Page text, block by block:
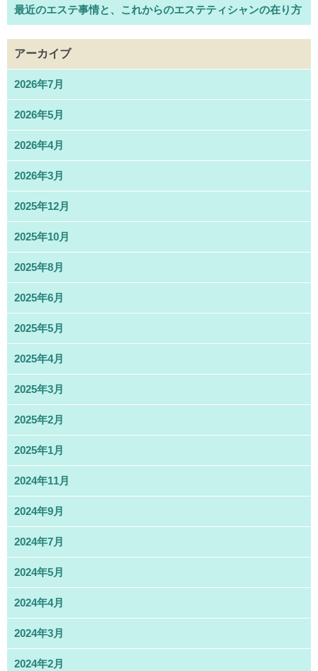
最近のエステ事情と、これからのエステティシャンの在り方
アーカイブ
2026年7月
2026年5月
2026年4月
2026年3月
2025年12月
2025年10月
2025年8月
2025年6月
2025年5月
2025年4月
2025年3月
2025年2月
2025年1月
2024年11月
2024年9月
2024年7月
2024年5月
2024年4月
2024年3月
2024年2月